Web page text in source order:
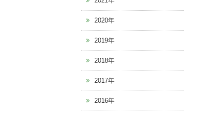
2020年
2019年
2018年
2017年
2016年